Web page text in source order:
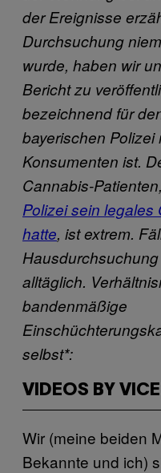
der Ereignisse
Durchsuchung
wurde, haben wir
Bericht zu
bezeichnend für
bayerischen Polizei
Konsumenten ist.
Cannabis-Patienten,
Polizei sein
hatte, ist extrem.
alltäglich.
bandenmäßige
selbst*:
VIDEOS BY VICE
Wir (meine beiden
Bekannte und ich)